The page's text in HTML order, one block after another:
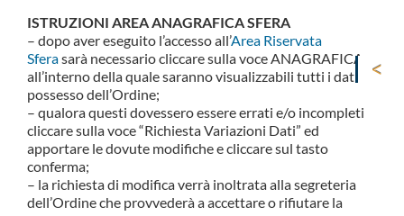
ISTRUZIONI AREA ANAGRAFICA SFERA
– dopo aver eseguito l’accesso all’Area Riservata
Sferasarà necessario cliccare sulla voce ANAGRAFICA,
all’interno della quale saranno visualizzabili tutti i dati in
possesso dell’Ordine;
– qualora questi dovessero essere errati e/o incompleti
cliccare sulla voce “Richiesta Variazioni Dati” ed
apportare le dovute modifiche e cliccare sul tasto
conferma;
– la richiesta di modifica verrà inoltrata alla segreteria
dell’Ordine che provvederà a accettare o rifiutare la